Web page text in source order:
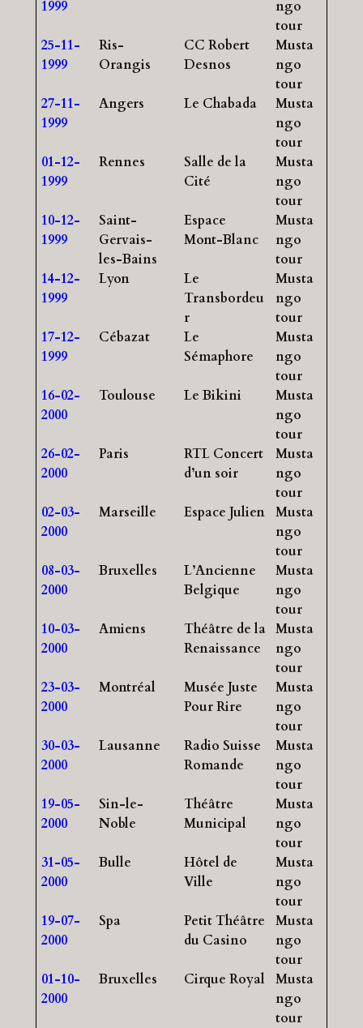
1999
ngo
tour
25-11-
1999
Ris-
Orangis
CC Robert
Desnos
Musta
ngo
tour
27-11-
1999
Angers Le Chabada
Musta
ngo
tour
01-12-
1999
Rennes
Salle de la
Cité
Musta
ngo
tour
10-12-
1999
Saint-
Gervais-
les-Bains
Espace
Mont-Blanc
Musta
ngo
tour
14-12-
1999
Lyon
Le
Transbordeu
r
Musta
ngo
tour
17-12-
1999
Cébazat
Le
Sémaphore
Musta
ngo
tour
16-02-
2000
Toulouse Le Bikini
Musta
ngo
tour
26-02-
2000
Paris
RTL Concert
d’un soir
Musta
ngo
tour
02-03-
2000
Marseille Espace Julien Musta
ngo
tour
08-03-
2000
Bruxelles
L’Ancienne
Belgique
Musta
ngo
tour
10-03-
2000
Amiens
Théâtre de la
Renaissance
Musta
ngo
tour
23-03-
2000
Montréal
Musée Juste
Pour Rire
Musta
ngo
tour
30-03-
2000
Lausanne
Radio Suisse
Romande
Musta
ngo
tour
19-05-
2000
Sin-le-
Noble
Théâtre
Municipal
Musta
ngo
tour
31-05-
2000
Bulle
Hôtel de
Ville
Musta
ngo
tour
19-07-
2000
Spa
Petit Théâtre
du Casino
Musta
ngo
tour
01-10-
2000
Bruxelles Cirque Royal
Musta
ngo
tour